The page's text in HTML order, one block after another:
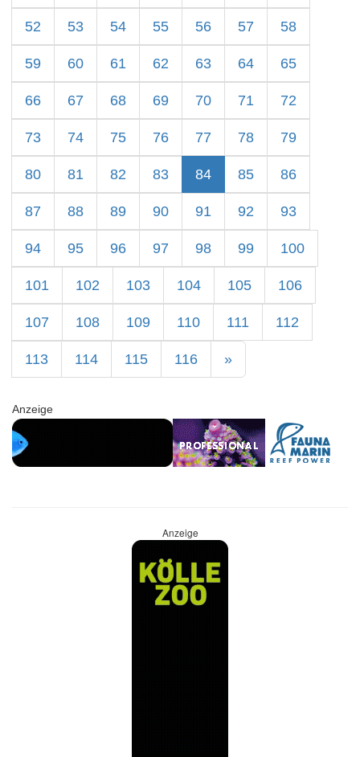
52 53 54 55 56 57 58
59 60 61 62 63 64 65
66 67 68 69 70 71 72
73 74 75 76 77 78 79
80 81 82 83 84 85 86
87 88 89 90 91 92 93
94 95 96 97 98 99 100
101 102 103 104 105 106
107 108 109 110 111 112
113 114 115 116 »
Anzeige
Anzeige